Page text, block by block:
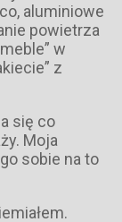
aluminiowe
powietrza
w
z
się co
Moja
sobie na to